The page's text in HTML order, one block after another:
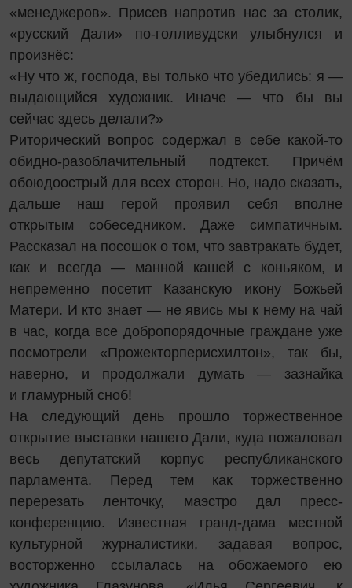
«менеджеров». Присев напротив нас за столик,
«русский Дали» по-голливудски улыбнулся и
произнёс:
«Ну что ж, господа, вы только что убедились: я —
выдающийся художник. Иначе — что бы вы
сейчас здесь делали?»
Риторический вопрос содержал в себе какой-то
обидно-разоблачительный подтекст. Причём
обоюдоострый для всех сторон. Но, надо сказать,
дальше наш герой проявил себя вполне
открытым собеседником. Даже симпатичным.
Рассказал на посошок о том, что завтракать будет,
как и всегда — манной кашей с коньяком, и
непременно посетит Казанскую икону Божьей
Матери. И кто знает — не явись мы к нему на чай
в час, когда все добропорядочные граждане уже
посмотрели «Прожекторперисхилтон», так бы,
наверно, и продолжали думать — зазнайка
и гламурный сноб!
На следующий день прошло торжественное
открытие выставки нашего Дали, куда пожаловал
весь депутатский корпус республиканского
парламента. Перед тем как торжественно
перерезать ленточку, маэстро дал пресс-
конференцию. Известная гранд-дама местной
культурной журналистики, задавая вопрос,
восторженно ссылалась на обожаемого ею